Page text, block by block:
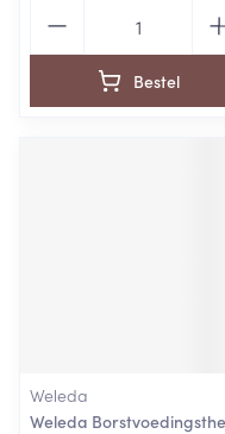
Bestel
Weleda
Weleda